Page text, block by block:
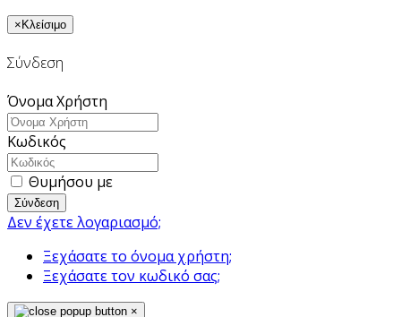
×Κλείσιμο
Σύνδεση
Όνομα Χρήστη
Κωδικός
Θυμήσου με
Σύνδεση
Δεν έχετε λογαριασμό;
Ξεχάσατε το όνομα χρήστη;
Ξεχάσατε τον κωδικό σας;
×